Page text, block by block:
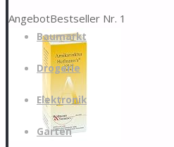
Zum
springen
Baumarkt
Drogerie
Elektronik
Garten
AngebotBestseller Nr. 1